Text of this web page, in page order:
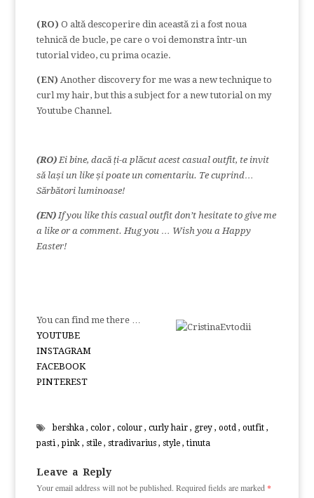
(RO) O altă descoperire din această zi a fost noua
tehnică de bucle, pe care o voi demonstra într-un
tutorial video, cu prima ocazie.
(EN)Another discovery for me was a new technique to
curl my hair, but this a subject for a new tutorial on my
Youtube Channel.
(RO)Ei bine, dacă ți-a plăcut acest casual outfit, te invit
să lași un like și poate un comentariu. Te cuprind…
Sărbători luminoase!
(EN)If you like this casual outfit don’t hesitate to give me
a like or a comment. Hug you … Wish you a Happy
Easter!
You can find me there …
YOUTUBE
INSTAGRAM
FACEBOOK
PINTEREST
bershka ,color ,colour ,curly hair , grey ,ootd ,outfit ,
pasti,pink ,stile ,stradivarius ,style ,tinuta
Leave a Reply
Your email address will not be published. Required fields are marked *